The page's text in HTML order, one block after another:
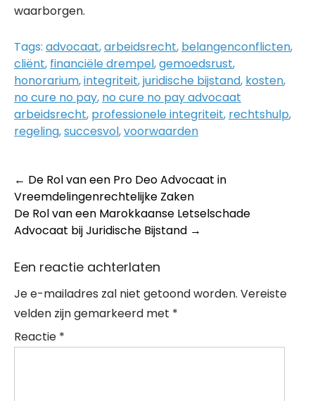
waarborgen.
Tags: advocaat,arbeidsrecht, belangenconflicten,
cliënt, financiële drempel,gemoedsrust,
honorarium,integriteit,juridische bijstand, kosten,
no cure no pay, no cure no pay advocaat
arbeidsrecht, professionele integriteit, rechtshulp,
regeling,succesvol,voorwaarden
Post
navigation
← De Rol van een Pro Deo Advocaat in
Vreemdelingenrechtelijke Zaken
De Rol van een Marokkaanse Letselschade
Advocaat bij Juridische Bijstand →
Een reactie achterlaten
Je e-mailadres zal niet getoond worden. Vereiste
velden zijn gemarkeerd met *
Reactie *